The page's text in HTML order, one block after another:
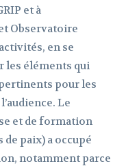
et à
Observatoire
en se
les éléments qui
pour les
Le
et de formation
paix) a occupé
notamment parce